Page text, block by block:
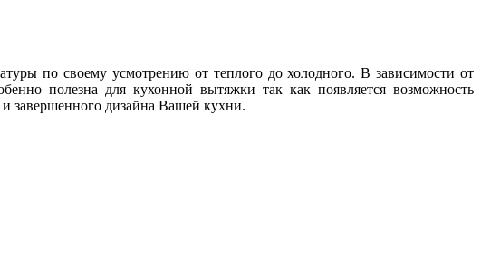
по своему усмотрению от теплого до холодного. В зависимости от
полезна для кухонной вытяжки так как появляется возможность
и завершенного дизайна Вашей кухни.